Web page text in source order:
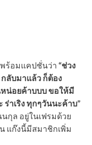
พร้อมแคปชั่นว่า “ช่วง
ลับมาแล้ว ก็ต้อง
น่อยค้าบบบ ขอให้มี
าเริง ทุกๆวันนะค้าบ”
กุล อยู่ในเฟรมด้วย
แก๊งนี้มีสมาชิกเพิ่ม